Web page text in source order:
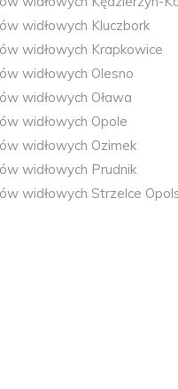
widłowych Kluczbork
widłowych Krapkowice
widłowych Olesno
widłowych Oława
widłowych Opole
widłowych Ozimek
widłowych Prudnik
widłowych Strzelce